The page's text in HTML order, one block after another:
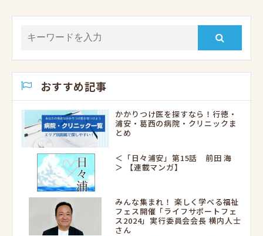
おすすめ記事
かかりつけ医を探すなら！行徳・
浦安・葛西の病院・クリニックま
とめ
＜「日々浦安」第15話 前田 海
＞ 【連載マンガ】
みんな集まれ！ 楽しく学べる福祉
フェス開催「ライフサポートフェ
ス2024」実行委員会会長 横内人士
さん